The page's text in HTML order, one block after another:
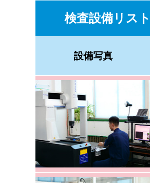
検査設備リスト
設備写真